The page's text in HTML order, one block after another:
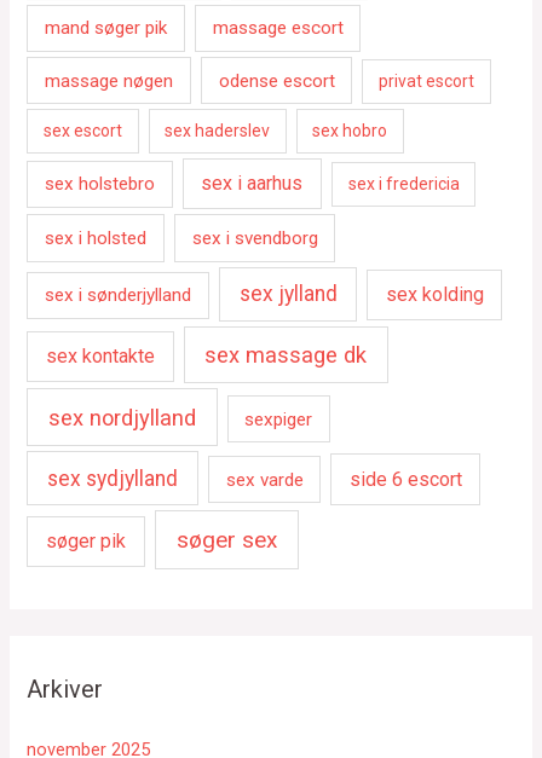
mand søger pik massage escort
massage nøgen odense escort privat escort
sex escort sex haderslev sex hobro
sex holstebro sex i aarhus sex i fredericia
sex i holsted sex i svendborg
sex i sønderjylland sex jylland sex kolding
sex kontakte sex massage dk
sex nordjylland sexpiger
sex sydjylland sex varde side 6 escort
søger pik søger sex
Arkiver
november 2025